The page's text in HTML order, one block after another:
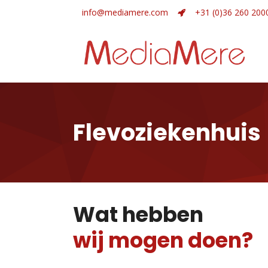
info@mediamere.com +31 (0)36 260
Flevoziekenhuis
Wat hebben
wij mogen doen?